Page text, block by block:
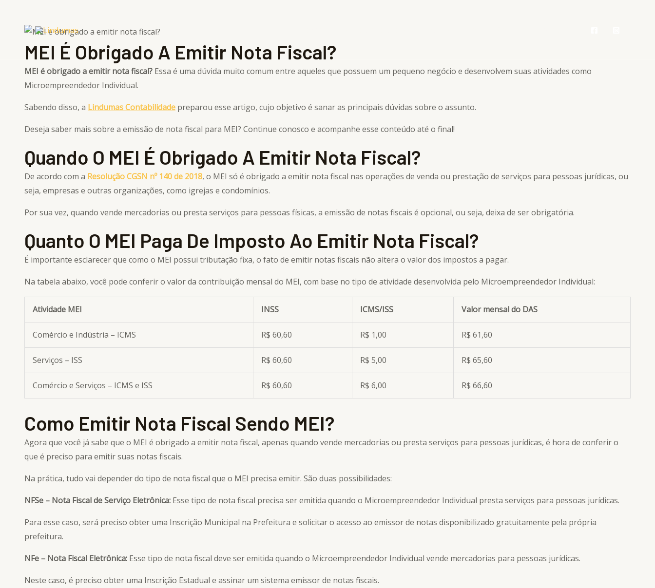
conteúdoMEI É Obrigado A Emitir Nota Fiscal?
MEI é obrigado a emitir nota fiscal? Essa é uma dúvida muito comum entre aqueles que possuem um pequeno negócio e desenvolvem suas atividades como
Microempreendedor Individual.
Sabendo disso, a LindumasContabilidade preparou esse artigo, cujo objetivo é sanar as principais dúvidas sobre o assunto.
Deseja saber mais sobre a emissão de nota fiscal para MEI? Continue conosco e acompanhe esse conteúdo até o final!
Quando O MEI É Obrigado A Emitir Nota Fiscal?
De acordo com a Resolução CGSN nº 140 de 2018, o MEI só é obrigado a emitir nota fiscal nas operações de venda ou prestação de serviços para pessoas jurídicas, ou
seja, empresas e outras organizações, como igrejas e condomínios.
Por sua vez, quando vende mercadorias ou presta serviços para pessoas físicas, a emissão de notas fiscais é opcional, ou seja, deixa de ser obrigatória.
Quanto O MEI Paga De Imposto Ao Emitir Nota Fiscal?
É importante esclarecer que como o MEI possui tributação fixa, o fato de emitir notas fiscais não altera o valor dos impostos a pagar.
Na tabela abaixo, você pode conferir o valor da contribuição mensal do MEI, com base no tipo de atividade desenvolvida pelo Microempreendedor Individual:
Atividade MEI INSS ICMS/ISS Valor mensal do DAS
Comércio e Indústria – ICMS R$ 60,60 R$ 1,00 R$ 61,60
Serviços – ISS R$ 60,60 R$ 5,00 R$ 65,60
Comércio e Serviços – ICMS e ISS R$ 60,60 R$ 6,00 R$ 66,60
Como Emitir Nota Fiscal Sendo MEI?
Agora que você já sabe que o MEI é obrigado a emitir nota fiscal, apenas quando vende mercadorias ou presta serviços para pessoas jurídicas, é hora de conferir o
que é preciso para emitir suas notas fiscais.
Na prática, tudo vai depender do tipo de nota fiscal que o MEI precisa emitir. São duas possibilidades:
NFSe – Nota Fiscal de Serviço Eletrônica: Esse tipo de nota fiscal precisa ser emitida quando o Microempreendedor Individual presta serviços para pessoas jurídicas.
Para esse caso, será preciso obter uma Inscrição Municipal na Prefeitura e solicitar o acesso ao emissor de notas disponibilizado gratuitamente pela própria
prefeitura.
NFe – Nota Fiscal Eletrônica: Esse tipo de nota fiscal deve ser emitida quando o Microempreendedor Individual vende mercadorias para pessoas jurídicas.
Neste caso, é preciso obter uma Inscrição Estadual e assinar um sistema emissor de notas fiscais.